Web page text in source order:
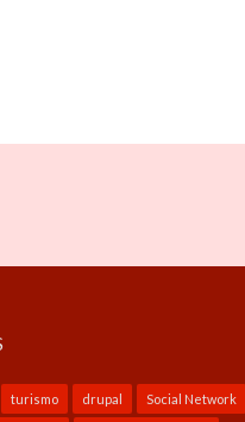
turismo drupal Social Network